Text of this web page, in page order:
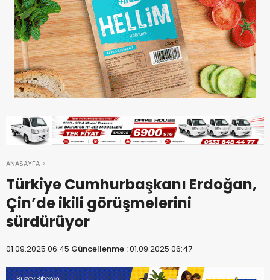
ANASAYFA
Türkiye Cumhurbaşkanı Erdoğan,
Çin’de ikili görüşmelerini
sürdürüyor
01.09.2025 06:45 Güncellenme :01.09.2025 06:47